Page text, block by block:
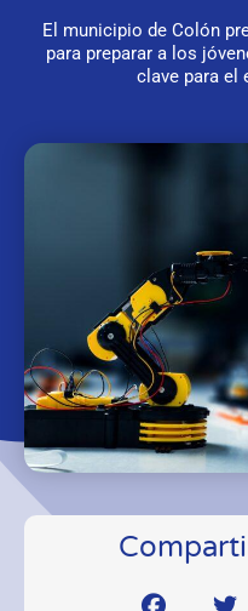
El municipio de Colón
para preparar a los
clave para el